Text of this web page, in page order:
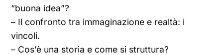
“buona idea”?
– Il confronto tra immaginazione e realtà: i
vincoli.
– Cos’è una storia e come si struttura?